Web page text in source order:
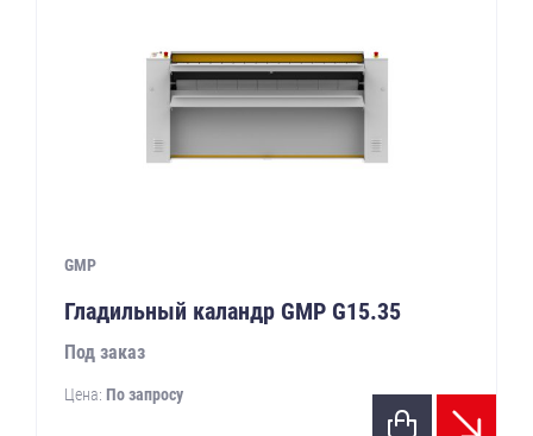
GMP
Гладильный каландр GMP G15.35
Под заказ
Цена: По запросу